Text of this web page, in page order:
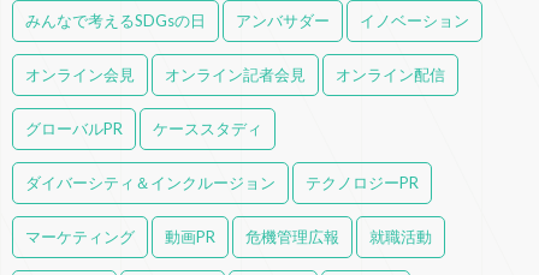
みんなで考えるSDGsの日 アンバサダー イノベーション
オンライン会見 オンライン記者会見 オンライン配信
グローバルPR ケーススタディ
ダイバーシティ＆インクルージョン テクノロジーPR
マーケティング 動画PR 危機管理広報 就職活動